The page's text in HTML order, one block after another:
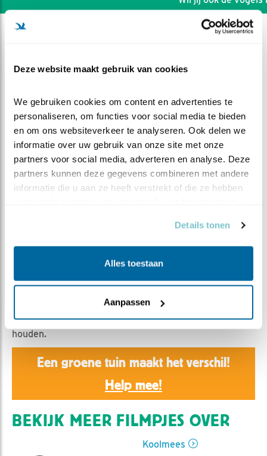
Deze website maakt gebruik van cookies
We gebruiken cookies om content en advertenties te
personaliseren, om functies voor social media te bieden
en om ons websiteverkeer te analyseren. Ook delen we
informatie over uw gebruik van onze site met onze
partners voor social media, adverteren en analyse. Deze
partners kunnen deze gegevens combineren met andere
informatie die u aan ze heeft verstrekt of die ze hebben
Details tonen
Alles toestaan
Aanpassen
Klaar voor de nacht
Rebeka Kulcsar | Geplaatst op 3 mei 2024, 17:46 |
Vind ik leuk| Bewaar dit filmpje|
375x
Vrouw koolmees verlaat het nest voor maar korte
periodes om zo de eieren altijd op temperatuur te
houden.
Een groene tuin maakt het verschil!
Help mee!
BEKIJK MEER FILMPJES OVER
Koolmees